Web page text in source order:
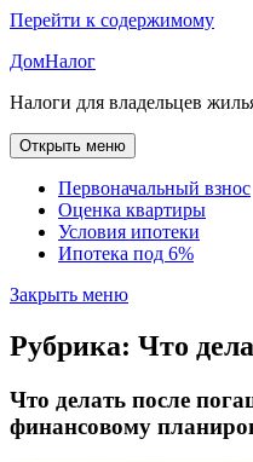
Перейти к содержимому
ДомНалог
Налоги для владельцев
Открыть меню
Первоначальный взнос
Оценка квартиры
Условия ипотеки
Ипотека под 6%
Закрыть меню
Рубрика: Что
Что делать после
финансовому